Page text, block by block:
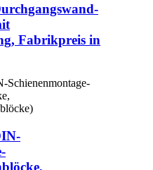
Fabrikpreis in